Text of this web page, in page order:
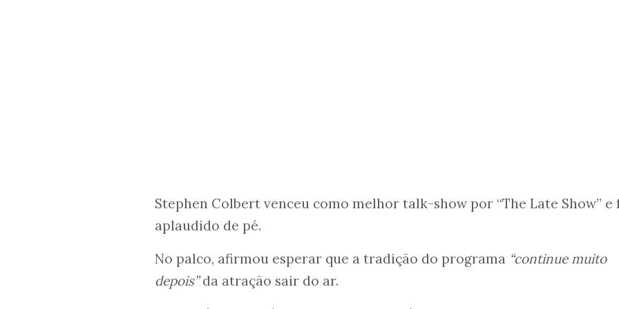
Stephen Colbert venceu como melhor talk-show por “The Late Show” e
aplaudido de pé.
No palco, afirmou esperar que a tradição do programa “continue muito
depois”da atração sair do ar.